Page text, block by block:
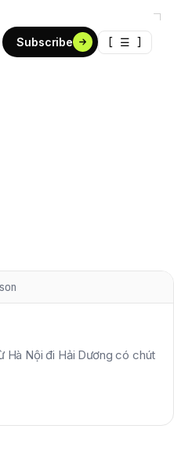
Subscribe [ ☰ ]
Hà Nội đi Hải Dương có chút